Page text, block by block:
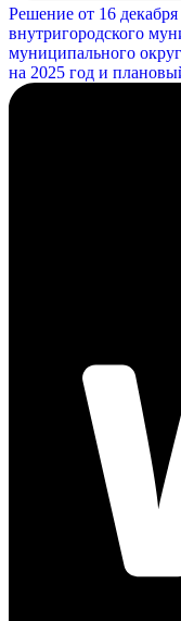
Решение от 16
внутригородского
муниципального
на 2025 год и